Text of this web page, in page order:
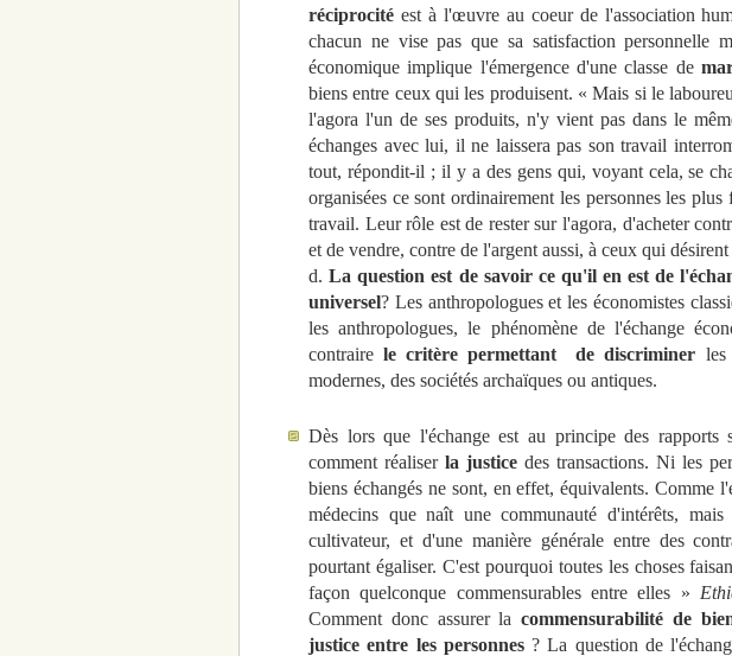
réciprocité est à l'œuvre au coeur de l'association
chacun ne vise pas que sa satisfaction personnelle
économique implique l'émergence d'une classe de
biens entre ceux qui les produisent. « Mais si le
l'agora l'un de ses produits, n'y vient pas dans le
échanges avec lui, il ne laissera pas son travail
tout, répondit-il ; il y a des gens qui, voyant cela, se
organisées ce sont ordinairement les personnes les
travail. Leur rôle est de rester sur l'agora, d'acheter
et de vendre, contre de l'argent aussi, à ceux qui
d.La question est de savoir ce qu'il en est de
universel? Les anthropologues et les économistes
les anthropologues, le phénomène de l'échange
contrairele critère permettant de discriminer
modernes, des sociétés archaïques ou antiques.
Dès lors que l'échange est au principe des rapports
comment réaliser la justice des transactions. Ni les
biens échangés ne sont, en effet, équivalents. Comme
médecins que naît une communauté d'intérêts,
cultivateur, et d'une manière générale entre des
pourtant égaliser. C'est pourquoi toutes les choses
façon quelconque commensurables entre elles »
Comment donc assurer lacommensurabilité de
justice entre les personnes? La question de